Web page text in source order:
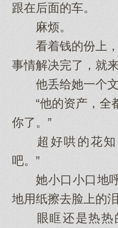
跟在后面的车。
麻烦。
看着钱的份上，
事情解决完了，就
他丢给她一个文
“他的资产，全
你了。”
超好哄的花知
吧。”
她小口小口地呼
地用纸擦去脸上的泪
眼眶还是热热